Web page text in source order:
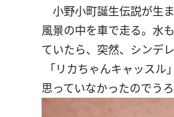
小野小町誕生伝説が生
風景の中を車で走る。水
ていたら、突然、シンデ
「リカちゃんキャッス
思っていなかったのでう